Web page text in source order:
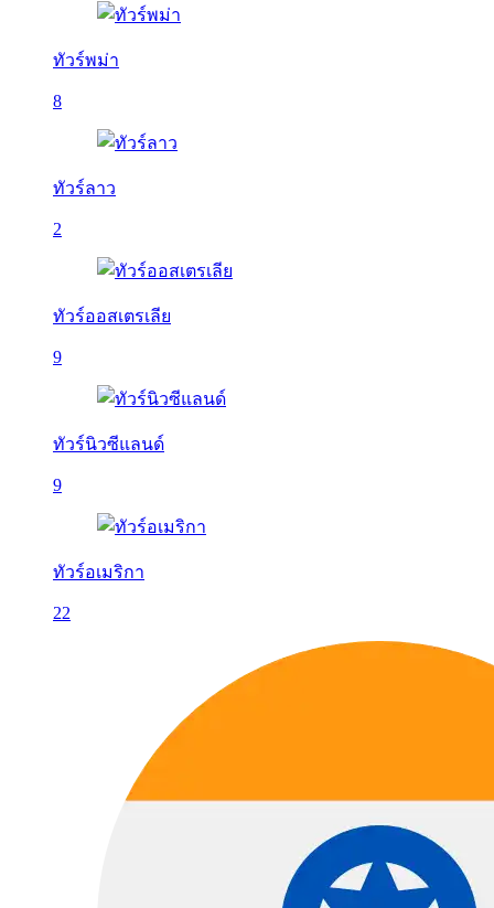
ทัวร์พม่า
8
ทัวร์ลาว
2
ทัวร์ออสเตรเลีย
9
ทัวร์นิวซีแลนด์
9
ทัวร์อเมริกา
22